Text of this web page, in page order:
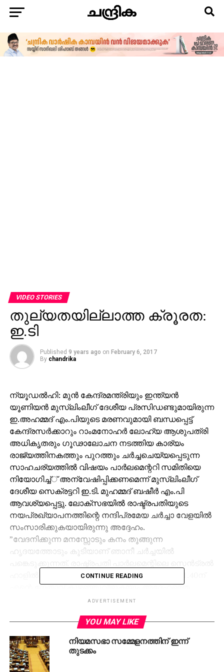
VIDEO STORIES
തുല്യതയില്ലാത്ത ക്രൂരത:
ഇ.ടി
Published 9 years ago on February 6, 2017
By chandrika
ന്യൂഡല്‍ഹി: മുന്‍ കേന്ദ്രമന്ത്രിയും ഇന്ത്യന്‍
യൂണിയന്‍ മുസ്‌ലിംലീഗ് ദേശീയ പ്രസിഡണ്ടുമായിരുന്ന
ഇ.അഹമ്മദ് എം.പിയുടെ മരണവുമായി ബന്ധപ്പെട്ട്
കേന്ദ്രസര്‍ക്കാറും റാംമനോഹര്‍ ലോഹ്യ ആശുപത്രി
അധികൃതരും ഗൂഢാലോചന നടത്തിയ കാര്യം
രാജ്യത്തിനകത്തും പുറത്തും ചര്‍ച്ചചെയ്യപ്പെടുന്ന
സാഹചര്യത്തില്‍ വിഷയം പാര്‍ലമെന്ററി സമിതിയെ
നിയോഗിച്ച്് അന്വേഷിപ്പിക്കണമെന്ന് മുസ്‌ലിംലീഗ്
ദേശീയ സെക്രട്ടറി ഇ.ടി. മുഹമ്മദ് ബഷീര്‍ എം.പി
ആവശ്യപ്പെട്ടു. ലോക്‌സഭയില്‍ രാഷ്ട്രപതിയുടെ
നയപ്രഖ്യാപനത്തിന്റെ നന്ദിപ്രമേയ ചര്‍ച്ചാ വേളയില്‍
സംസാരിക്കുകയായിരുന്നു അദ്ദേഹം.
”വേദനിക്കുന്ന മനസ്സോടും കനം തൂങ്ങുന്ന
ഹൃദയത്തോടും കൂടിയാണ് ഞാനീ ചര്‍ച്ചയില്‍
ഹാളില്‍ സംസാരിച്ചു കൊണ്ടിരിക്കെ, ഏതാണ്ട് 11.40ന്
എന്റെ നേതാവ് കുഴഞ്ഞുവീഴുകയും അദ്ദേഹത്തെ
ആര്‍.എം.എല്‍ ആസ്പത്രിയില്‍ കൊണ്ടുപോവുകയും
അംഗവുമായിരുന്ന വ്യക്തിയും അന്താരാഷ്ട്ര സമൂഹം
അംഗീകരിച്ച പ്രഗത്ഭ നേതാവുമായിരുന്നു അദ്ദേഹം.
ആസ്പത്രിയിലെത്തി ഉടനെത്തന്നെ അദ്ദേഹം
മരണപ്പെട്ടിരുന്നു. എനിക്കതില്‍ യാതൊരു
CONTINUE READING
ADVERTISEMENT
YOU MAY LIKE
നിയമസഭാ സമ്മേളനത്തിന് ഇന്ന്
തുടക്കം